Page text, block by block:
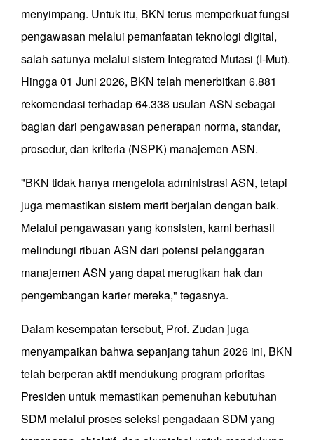
menyimpang. Untuk itu, BKN terus memperkuat fungsi
pengawasan melalui pemanfaatan teknologi digital,
salah satunya melalui sistem Integrated Mutasi (I-Mut).
Hingga 01 Juni 2026, BKN telah menerbitkan 6.881
rekomendasi terhadap 64.338 usulan ASN sebagai
bagian dari pengawasan penerapan norma, standar,
prosedur, dan kriteria (NSPK) manajemen ASN.
"BKN tidak hanya mengelola administrasi ASN, tetapi
juga memastikan sistem merit berjalan dengan baik.
Melalui pengawasan yang konsisten, kami berhasil
melindungi ribuan ASN dari potensi pelanggaran
manajemen ASN yang dapat merugikan hak dan
pengembangan karier mereka," tegasnya.
Dalam kesempatan tersebut, Prof. Zudan juga
menyampaikan bahwa sepanjang tahun 2026 ini, BKN
telah berperan aktif mendukung program prioritas
Presiden untuk memastikan pemenuhan kebutuhan
SDM melalui proses seleksi pengadaan SDM yang